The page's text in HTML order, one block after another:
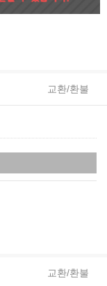
교환/환불
교환/환불